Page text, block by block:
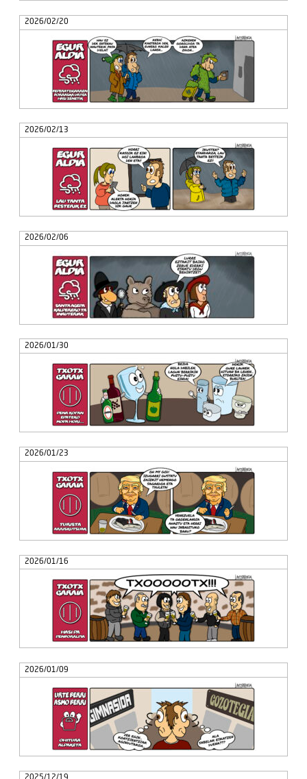
2026/02/20
2026/02/13
2026/02/06
2026/01/30
2026/01/23
2026/01/16
2026/01/09